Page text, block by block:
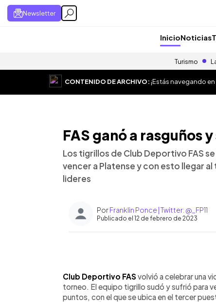
Newsletter
InicioNoticias
Turismo
CONTENIDO DE ARCHIVO:¡Estás navegando
FAS ganó a rasguños
Los tigrillos de Club Deportivo FAS
vencer a Platense y con esto llegar
lideres
PorFranklin Ponce | Twitter: @_FP11
Publicado el 12 de febrero de 2023
Escuchar artículo
Club Deportivo FAS volvió a celebrar una
torneo. El equipo tigrillo sudó y sufrió para
puntos, con el que se ubica en el tercer